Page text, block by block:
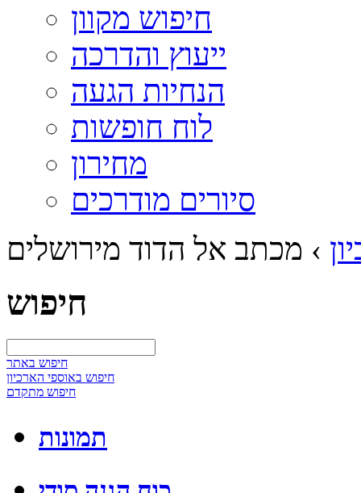
חיפוש מקוון
ייעוץ והדרכה
הנחיות הגעה
לוח חופשות
מחירון
סיורים מודרכים
› מכתב אל הדוד מירושלים
חיפוש
חיפוש באתר
חיפוש באוספי הארכיון
חיפוש מתקדם
תמונות